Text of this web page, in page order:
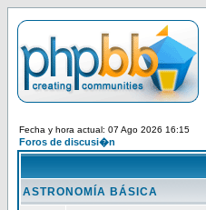
Fecha y hora actual: 07 Ago 2026 16:15
Foros de discusi�n
ASTRONOMÍA BÁSICA